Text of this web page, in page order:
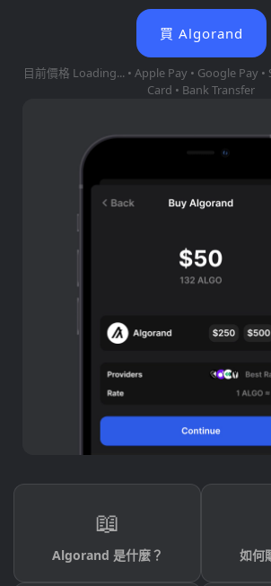
買 Algorand
目前價格 Loading... • Apple Pay • Google Pay •
Card • Bank Transfer
📖
Algorand 是什麼？ 如何